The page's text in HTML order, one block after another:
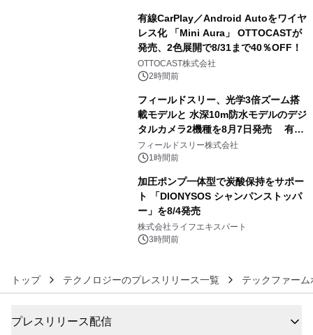
有線CarPlay／Android Autoをワイヤ
レス化 「Mini Aura」 OTTOCASTが
発売、2色展開で8/31まで40％OFF！
OTTOCAST株式会社
2時間前
フィールドスリー、光学3倍ズーム搭
載モデルと 水深10m防水モデルのデジ
タルカメラ2機種を8月7日発売 有効
約1300万画素、用途別に選べるコンデ
ジ新登場
フィールドスリー株式会社
1時間前
加圧ポンプ一体型で炭酸保持をサポー
ト 「DIONYSOS シャンパンストッパ
ー」を8/4発売
株式会社ライフエキスパート
3時間前
トップ テクノロジーのプレスリリース一覧 テックファー
プレスリリース配信